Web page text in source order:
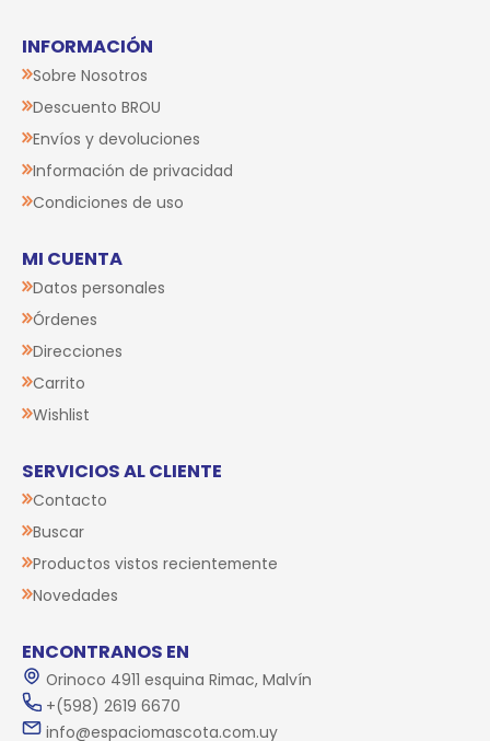
INFORMACIÓN
Sobre Nosotros
Descuento BROU
Envíos y devoluciones
Información de privacidad
Condiciones de uso
MI CUENTA
Datos personales
Órdenes
Direcciones
Carrito
Wishlist
SERVICIOS AL CLIENTE
Contacto
Buscar
Productos vistos recientemente
Novedades
ENCONTRANOS EN
Orinoco 4911 esquina Rimac, Malvín
+(598) 2619 6670
info@espaciomascota.com.uy